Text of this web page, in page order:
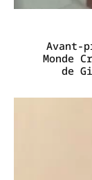
Avant-
Monde
de